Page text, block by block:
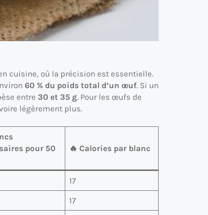
cuisine, où la précision est essentielle.
60 % du poids total d’un œuf. Si un
entre 30 et 35 g. Pour les œufs de
légèrement plus.
pour 50
🔥 Calories par blanc
17
17